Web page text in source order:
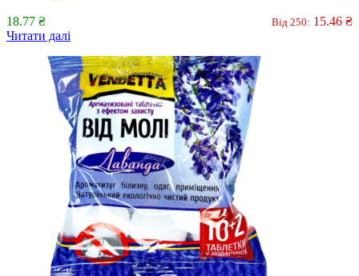
18.77 ₴ Від 250: 15.46 ₴
Читати далі